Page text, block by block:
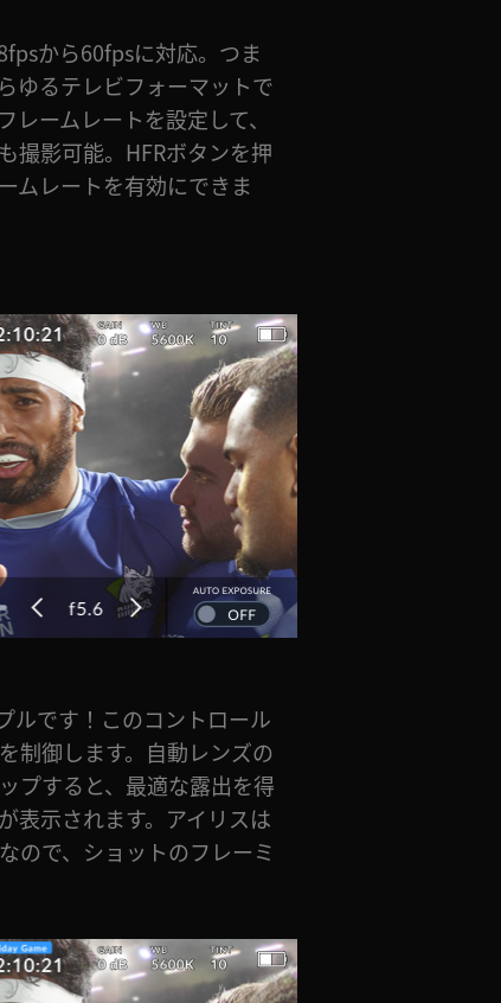
から60fpsに対応。つま
ゆるテレビフォーマットで
ームレートを設定して、
撮影可能。HFRボタンを押
ムレートを有効にできま
ルです！このコントロール
制御します。自動レンズの
プすると、最適な露出を得
表示されます。アイリスは
ので、ショットのフレーミ